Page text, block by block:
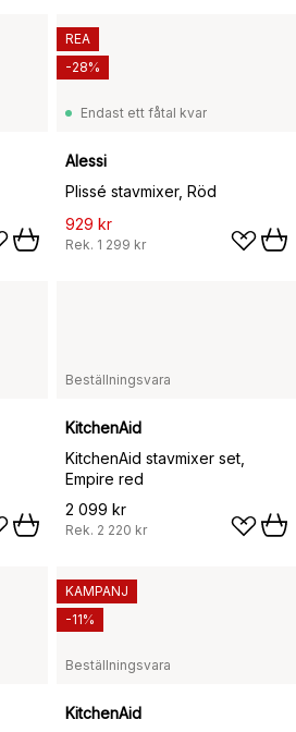
Endast ett fåtal kvar
Alessi
Plissé stavmixer, Röd
929 kr
Rek. 1 299 kr
REA
-28%
Beställningsvara
KitchenAid
KitchenAid stavmixer set,
Empire red
2 099 kr
Rek. 2 220 kr
Beställningsvara
KitchenAid
KAMPANJ
-11%